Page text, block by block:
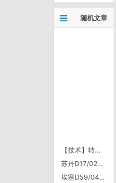
随机文章
【技术】转：浅析.NET中的Serialization
苏丹D17/0219，喀土穆留学生家
埃塞D59/0429，Omorate